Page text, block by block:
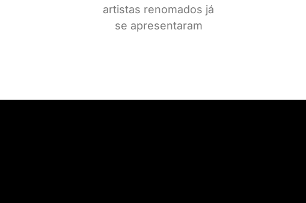
artistas renomados já
se apresentaram